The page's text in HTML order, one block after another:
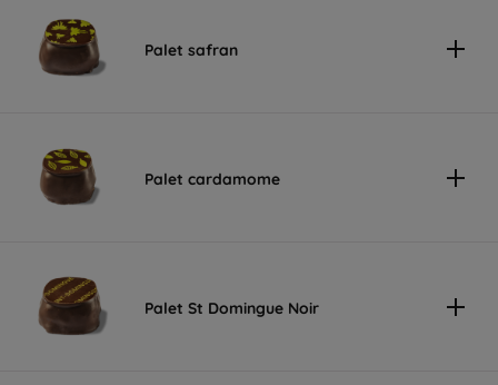
Palet safran
Palet cardamome
Palet St Domingue Noir